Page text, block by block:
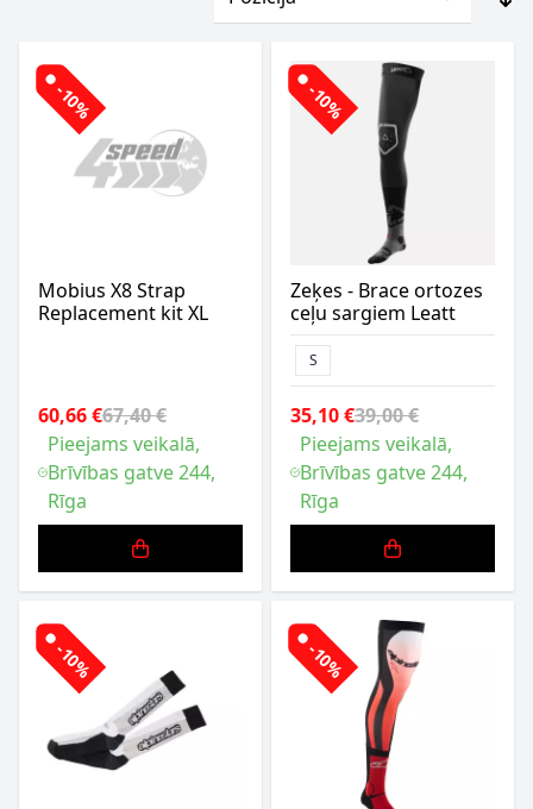
-10%
Mobius X8 Strap
Replacement kit XL
60,66 €67,40 €
Pieejams veikalā,
Brīvības gatve 244,
Rīga
-10%
Zeķes - Brace ortozes
ceļu sargiem Leatt
S
35,10 €39,00 €
Pieejams veikalā,
Brīvības gatve 244,
Rīga
-10% -10%